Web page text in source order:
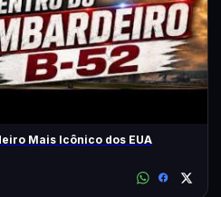
Mais Icônico dos EUA